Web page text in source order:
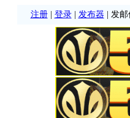
注册| 登录| 发布器 | 发